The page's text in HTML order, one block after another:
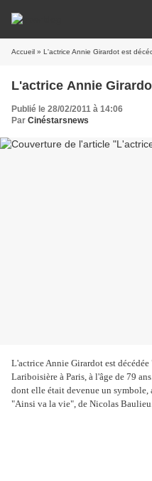
Accueil » L'actrice Annie Girardot est
L'actrice Annie
Publié le 28/02/2011 à 14:06
Par Cinéstarsnews
L'actrice Annie Girardot est
Lariboisière à Paris, à l'âge de 79
dont elle était devenue un
"Ainsi va la vie", de Nicolas